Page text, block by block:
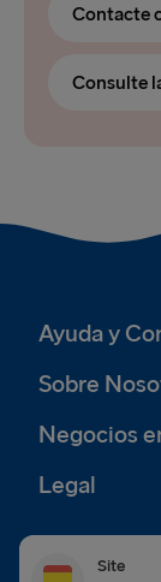
Contacte
Consulte
Ayuda y
Sobre
Negocios
Legal
Site